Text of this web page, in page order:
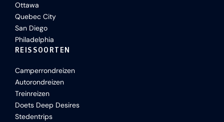
Ottawa
Quebec City
San Diego
Philadelphia
REISSOORTEN
Camperrondreizen
Autorondreizen
Treinreizen
Doets Deep Desires
Stedentrips